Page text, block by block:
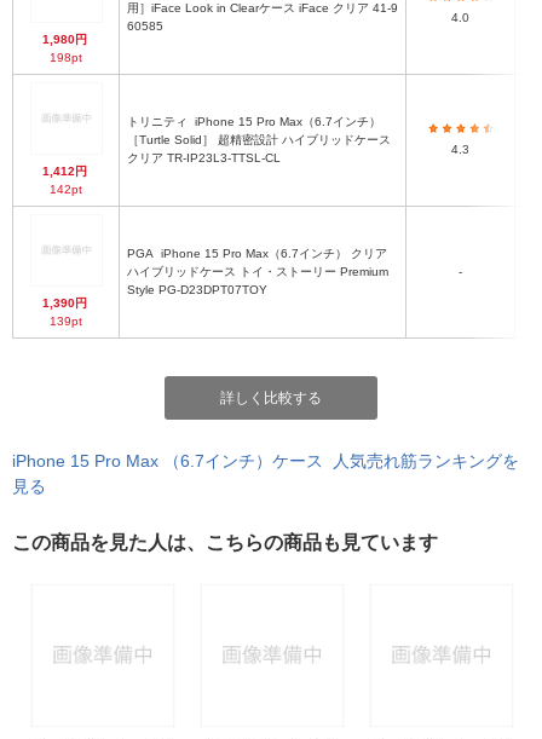
1,980円
198pt
用］iFace Look in Clearケース iFace クリア 41-9
60585
4.0
1,412円
142pt
トリニティ
［Turtle Solid］ 超精密設計 ハイブリッドケース
クリア TR-IP23L3-TTSL-CL
4.3
1,390円
139pt
PGA
ハイブリッドケース トイ・ストーリー Premium
Style PG-D23DPT07TOY
-
詳しく比較する
iPhone 15 Pro Max （6.7インチ）ケース 人気売れ筋ランキングを
見る
この商品を見た人は、こちらの商品も見ています